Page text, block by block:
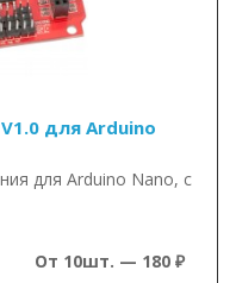
для Arduino
для Arduino Nano, с
От 10шт. — 180 ₽